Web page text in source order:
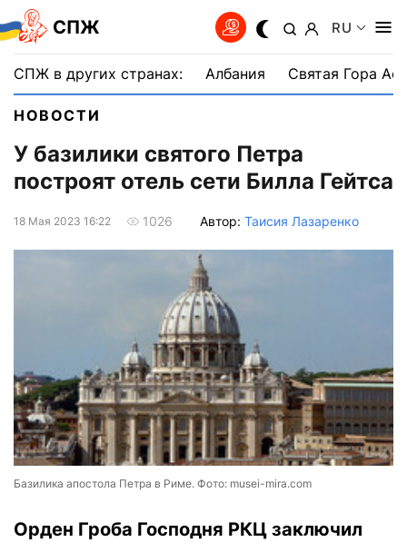
СПЖ RU
СПЖ в других странах: Албания Святая Гора
НОВОСТИ
У базилики святого Петра
построят отель сети Билла Гейтса
18 Мая 2023 16:22 1026 Автор: Таисия Лазаренко
Базилика апостола Петра в Риме. Фото: musei-mira.com
Орден Гроба Господня РКЦ заключил